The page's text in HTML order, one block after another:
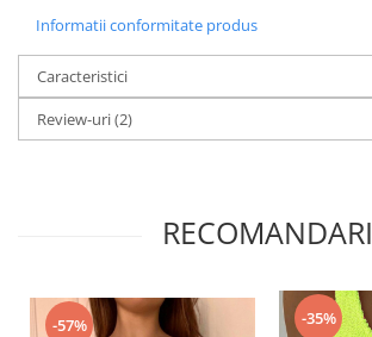
Informatii conformitate produs
Caracteristici
Review-uri(2)
RECOMANDARI
-57% -35%